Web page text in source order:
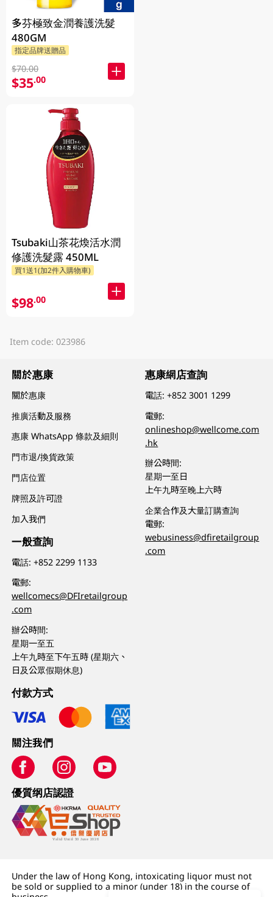
多芬極致金潤養護洗髮
480GM
指定品牌送贈品
$70.00
$35.00
Tsubaki山茶花煥活水潤
修護洗髮露 450ML
買1送1(加2件入購物車)
$98.00
Item code: 023986
關於惠康
關於惠康
推廣活動及服務
惠康 WhatsApp 條款及細則
門市退/換貨政策
門店位置
牌照及許可證
加入我們
一般查詢
電話:+852 2299 1133
電郵:
wellcomecs@DFIretailgroup
.com
辦公時間:
星期一至五
上午九時至下午五時 (星期六、
日及公眾假期休息)
惠康網店查詢
電話:+852 3001 1299
電郵:
onlineshop@wellcome.com
.hk
辦公時間:
星期一至日
上午九時至晚上六時
企業合作及大量訂購查詢
電郵:
webusiness@dfiretailgroup
.com
付款方式
關注我們
優質纲店認證
Under the law of Hong Kong, intoxicating liquor must not
be sold or supplied to a minor (under 18) in the course of